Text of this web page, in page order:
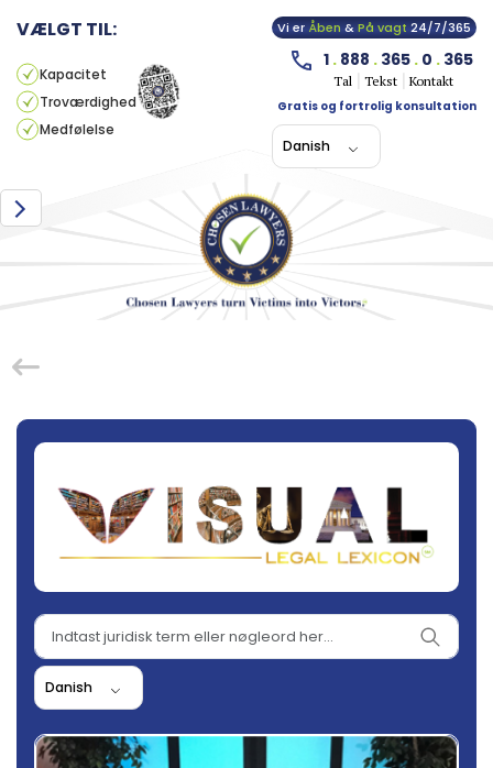
VÆLGT TIL:
Kapacitet
Troværdighed
Medfølelse
Vi erÅben&På vagt24/7/365
1 . 888 . 365 . 0 . 365
Tal Tekst
Kontakt
Gratis og fortrolig konsultation
Danish
Danish